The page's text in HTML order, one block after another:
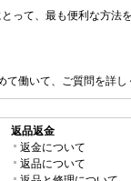
って、最も便利な方
働いて、ご質問を詳し
返品返金
返金について
返品について